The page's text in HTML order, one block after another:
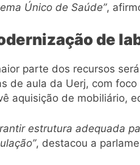
Único de Saúde”,
de
parte dos recursos
de aula da Uerj, com
aquisição de mobiliário,
estrutura adequada
, destacou a